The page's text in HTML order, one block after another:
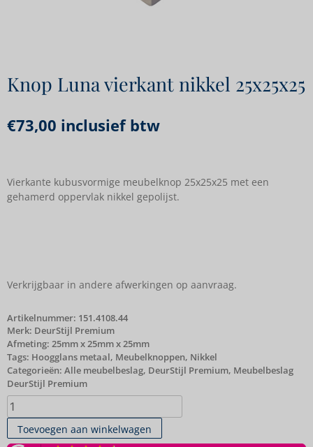
Knop Luna vierkant nikkel 25x25x25
€73,00 inclusief btw
Vierkante kubusvormige meubelknop 25x25x25 met een
gehamerd oppervlak nikkel gepolijst.
Verkrijgbaar in andere afwerkingen op aanvraag.
Artikelnummer: 151.4108.44
Merk: DeurStijl Premium
Afmeting: 25mm x 25mm x 25mm
Tags: Hoogglans metaal, Meubelknoppen, Nikkel
Categorieën: Alle meubelbeslag, DeurStijl Premium, Meubelbeslag
DeurStijl Premium
Toevoegen aan winkelwagen